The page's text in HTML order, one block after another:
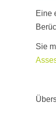
Eine
Sie